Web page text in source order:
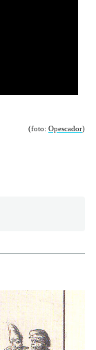
(foto: Opescador)